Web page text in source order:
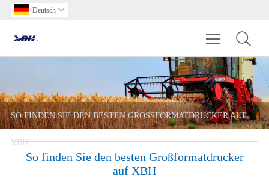
Deutsch 
Toggle
SO FINDEN SIE DEN BESTEN GROSSFORMATDRUCKER AUF X
BH
So finden Sie den besten Großformatdrucker
auf XBH